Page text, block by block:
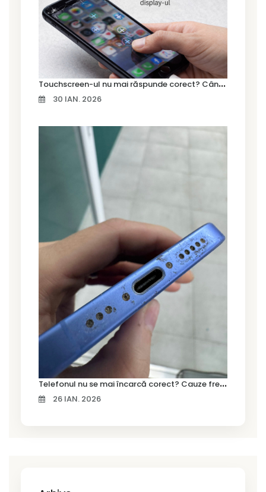
T
ouchscreen-ul nu mai răspunde corect? Când trebuie schimbat display-ul
30 IAN. 2026
T
elefonul nu se mai încarcă corect? Cauze frecvente și soluții la service în Timișoara
26 IAN. 2026